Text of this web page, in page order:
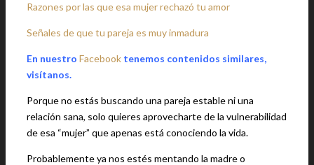
Razones por las que esa mujer rechazó tu amor
Señales de que tu pareja es muy inmadura
En nuestro Facebook tenemos contenidos similares,
visítanos.
Porque no estás buscando una pareja estable ni una
relación sana, solo quieres aprovecharte de la vulnerabilidad
de esa “mujer” que apenas está conociendo la vida.
Probablemente ya nos estés mentando la madre o